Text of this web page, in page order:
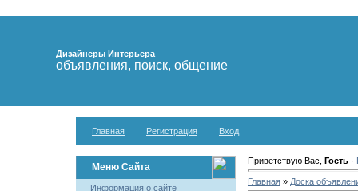
Дизайнеры Интерьера
объявления, поиск, общение
Главная Регистрация Вход
Меню Сайта
Информация о сайте
Приветствую Вас, Гость·
Главная» Доска